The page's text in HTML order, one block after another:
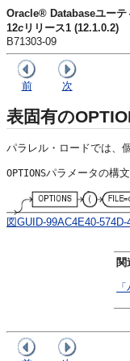
Oracle® Databaseユーテ
12c リリース1 (12.1.0.2)
B71303-09
前 次
表固有の
パラレル・ロードでは、
OPTIONSパラメータの構
図GUID-99AC4E40-
関